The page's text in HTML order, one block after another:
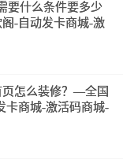
要什么条件要多少
-自动发卡商城-激
页怎么装修？—全国
卡商城-激活码商城-